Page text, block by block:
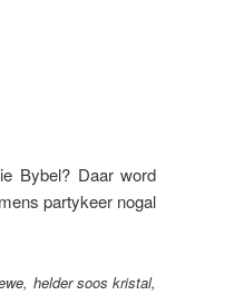
Bybel? Daar word
partykeer nogal
helder soos kristal,